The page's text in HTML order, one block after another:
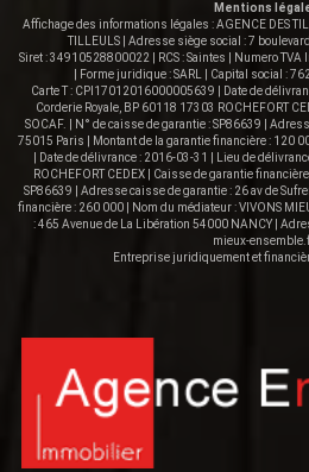
Mentions
Affichage des informations légales : AGENCE DES
TILLEULS | Adresse siège social : 7
Siret : 34910528800022 | RCS : Saintes | Numero
| Forme juridique : SARL | Capital social :
Carte T : CPI17012016000005639 | Date de
Corderie Royale, BP 60118 17303 ROCHEFORT
SOCAF. | N° de caisse de garantie : SP86639 |
75015 Paris | Montant de la garantie financière : 120
| Date de délivrance : 2016-03-31 | Lieu de
ROCHEFORT CEDEX | Caisse de garantie
SP86639 | Adresse caisse de garantie : 26 av de
financière : 260 000 | Nom du médiateur : VIVONS
: 465 Avenue de La Libération 54000 NANCY |
mieux-
Entreprise juridiquement et